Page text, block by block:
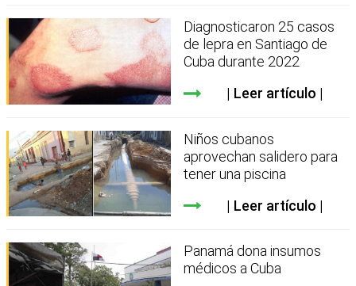
Diagnosticaron 25 casos
de lepra en Santiago de
Cuba durante 2022
Leer artículo
Niños cubanos
aprovechan salidero para
tener una piscina
Leer artículo
Panamá dona insumos
médicos a Cuba